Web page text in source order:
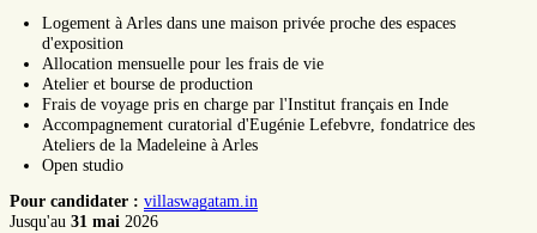
Logement à Arles dans une maison privée proche des espaces
d'exposition
Allocation mensuelle pour les frais de vie
Atelier et bourse de production
Frais de voyage pris en charge par l'Institut français en Inde
Accompagnement curatorial d'Eugénie Lefebvre, fondatrice des
Ateliers de la Madeleine à Arles
Open studio
Pour candidater : villaswagatam.in
Jusqu'au 31 mai 2026